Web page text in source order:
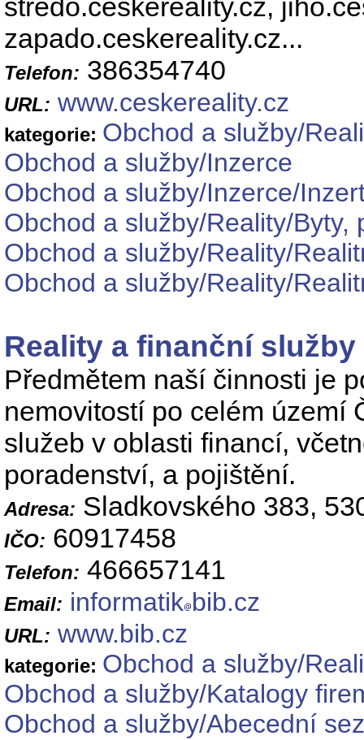
stredo.ceskereality.cz,
zapado.ceskereality.cz...
Telefon: 386354740
URL: www.ceskereality.cz
kategorie: Obchod a služby/
Obchod a služby/Inzerce
Obchod a služby/Inzerce/
Obchod a služby/Reality/Byty,
Obchod a služby/Reality/
Obchod a služby/Reality/
Reality a finanční služby
Předmětem naší činnosti je
nemovitostí po celém území
služeb v oblasti financí,
poradenství, a pojištění.
Adresa: Sladkovského 383,
IČO: 60917458
Telefon: 466657141
Email: informatik bib.cz
URL: www.bib.cz
kategorie: Obchod a služby/
Obchod a služby/Katalogy
Obchod a služby/Abecední